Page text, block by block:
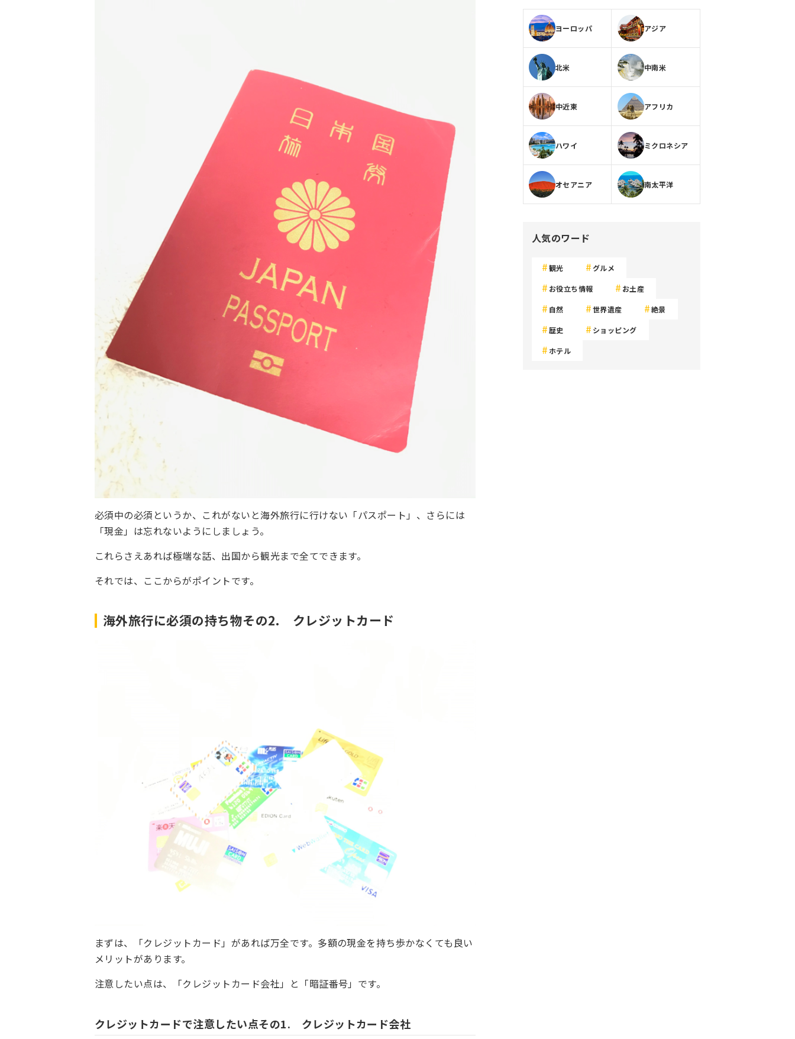
必須中の必須というか、これがないと海外旅行に行けない「パスポート」、さらには
「現金」は忘れないようにしましょう。
これらさえあれば極端な話、出国から観光まで全てできます。
それでは、ここからがポイントです。
海外旅行に必須の持ち物その2. クレジットカード
まずは、「クレジットカード」があれば万全です。多額の現金を持ち歩かなくても良い
メリットがあります。
注意したい点は、「クレジットカード会社」と「暗証番号」です。
クレジットカードで注意したい点その1. クレジットカード会社
ヨーロッパ アジア
北米 中南米
中近東 アフリカ
ハワイ ミクロネシア
オセアニア 南太平洋
人気のワード
観光 グルメ
お役立ち情報 お土産
自然 世界遺産 絶景
歴史 ショッピング
ホテル